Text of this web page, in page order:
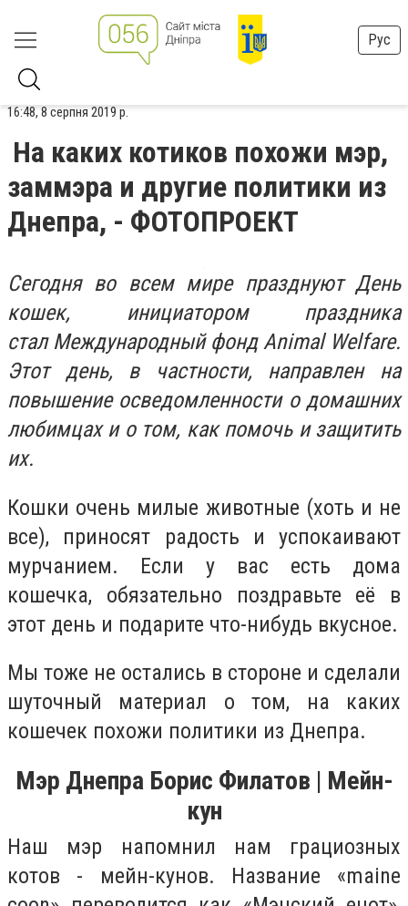
Рус
16:48, 8 серпня 2019 р.
На каких котиков похожи мэр,
заммэра и другие политики из
Днепра, - ФОТОПРОЕКТ
Сегодня во всем мире празднуют День
кошек, инициатором праздника
стал Международный фонд Animal Welfare.
Этот день, в частности, направлен на
повышение осведомленности о домашних
любимцах и о том, как помочь и защитить
их.
Кошки очень милые животные (хоть и не
все), приносят радость и успокаивают
мурчанием. Если у вас есть дома
кошечка, обязательно поздравьте её в
этот день и подарите что-нибудь вкусное.
Мы тоже не остались в стороне и сделали
шуточный материал о том, на каких
кошечек похожи политики из Днепра.
Мэр Днепра Борис Филатов | Мейн-
кун
Наш мэр напомнил нам грациозных
котов - мейн-кунов. Название «maine